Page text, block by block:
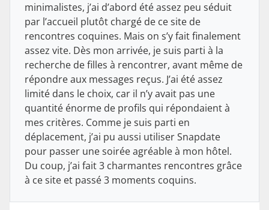
minimalistes, j’ai d’abord été assez peu séduit
par l’accueil plutôt chargé de ce site de
rencontres coquines. Mais on s’y fait finalement
assez vite. Dès mon arrivée, je suis parti à la
recherche de filles à rencontrer, avant même de
répondre aux messages reçus. J’ai été assez
limité dans le choix, car il n’y avait pas une
quantité énorme de profils qui répondaient à
mes critères. Comme je suis parti en
déplacement, j’ai pu aussi utiliser Snapdate
pour passer une soirée agréable à mon hôtel.
Du coup, j’ai fait 3 charmantes rencontres grâce
à ce site et passé 3 moments coquins.